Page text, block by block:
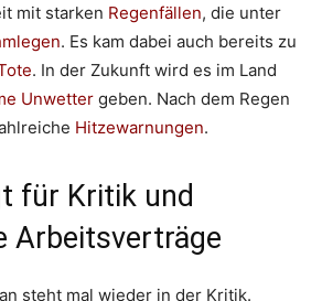
mit starken Regenfällen, die unter
. Es kam dabei auch bereits zu
. In der Zukunft wird es im Land
Unwetter geben. Nach dem Regen
Hitzewarnungen.
für Kritik und
Arbeitsverträge
steht mal wieder in der Kritik.